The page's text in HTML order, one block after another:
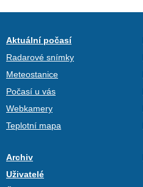
Aktuální počasí
Radarové snímky
Meteostanice
Počasí u vás
Webkamery
Teplotní mapa
Archiv
Uživatelé